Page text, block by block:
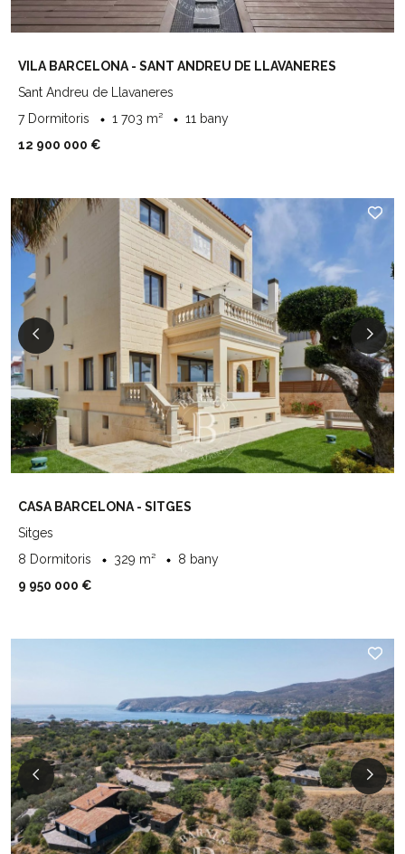
VILA BARCELONA - SANT ANDREU DE LLAVANERES
Sant Andreu de Llavaneres
7 Dormitoris
1 703 m²
11 bany
12 900 000 €
CASA BARCELONA - SITGES
Sitges
8 Dormitoris
329 m²
8 bany
9 950 000 €